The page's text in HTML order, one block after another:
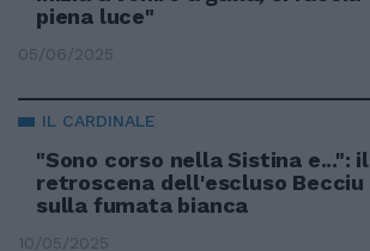
piena luce"
05/06/2025
IL CARDINALE
"Sono corso nella Sistina e...": il
retroscena dell'escluso Becciu
sulla fumata bianca
10/05/2025